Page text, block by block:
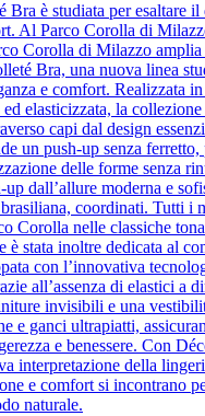
Bra è studiata per esaltare il
Al Parco Corolla di
Corolla di Milazzo
Bra, una nuova linea
e comfort. Realizzata
ed elasticizzata, la
capi dal design
un push-up senza ferretto,
delle forme senza
dall’allure moderna e
coordinati. Tutti i
Corolla nelle classiche
è stata inoltre dedicata al
con l’innovativa
all’assenza di elastici a
invisibili e una
e ganci ultrapiatti,
e benessere. Con
interpretazione della
e comfort si incontrano
naturale.